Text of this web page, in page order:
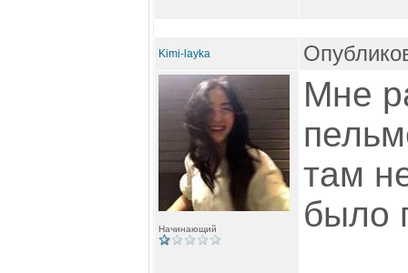
Kimi-layka
Начинающий
Мне
там
было